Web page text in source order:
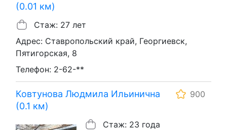
(0.01 км)
Стаж: 27 лет
Адрес: Ставропольский край, Георгиевск,
Пятигорская, 8
Телефон: 2-62-**
Ковтунова Людмила Ильинична
(0.1 км)
900
Стаж: 23 года